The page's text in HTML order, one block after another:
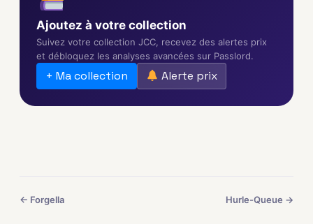
Ajoutez à votre collection
Suivez votre collection JCC, recevez des alertes prix
et débloquez les analyses avancées sur Passlord.
+ Ma collection Alerte prix
← Forgella Hurle-Queue →